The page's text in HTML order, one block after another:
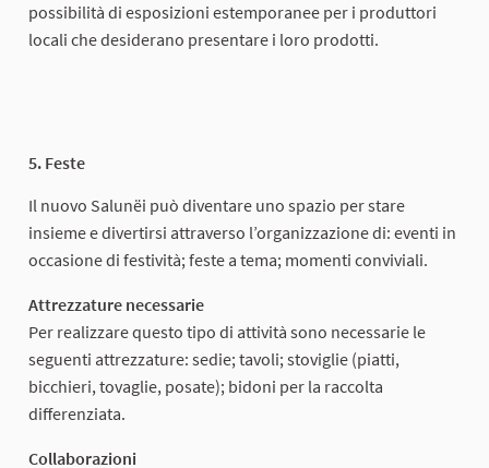
possibilità di esposizioni estemporanee per i produttori
locali che desiderano presentare i loro prodotti.
5. Feste
Il nuovo Salunëi può diventare uno spazio per stare
insieme e divertirsi attraverso l’organizzazione di: eventi in
occasione di festività; feste a tema; momenti conviviali.
Attrezzature necessarie
Per realizzare questo tipo di attività sono necessarie le
seguenti attrezzature: sedie; tavoli; stoviglie (piatti,
bicchieri, tovaglie, posate); bidoni per la raccolta
differenziata.
Collaborazioni